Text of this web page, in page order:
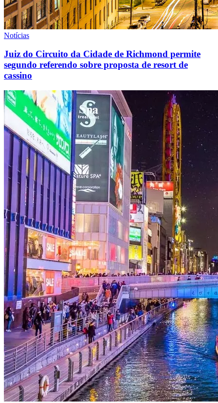
Notícias
Juiz do Circuito da Cidade de Richmond permite
segundo referendo sobre proposta de resort de
cassino